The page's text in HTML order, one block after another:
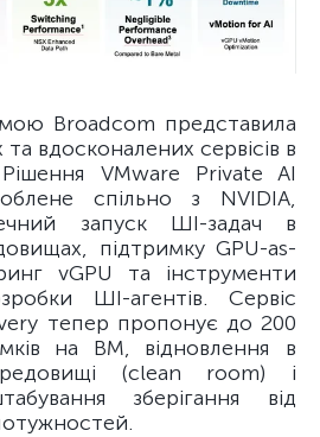
Broadcom представила
вдосконалених сервісів в
VMware Private AI
спільно з NVIDIA,
запуск ШІ-задач в
підтримку GPU-as-
vGPU та інструменти
ШІ-агентів. Сервіс
тепер пропонує до 200
на ВМ, відновлення в
(clean room) і
зберігання від